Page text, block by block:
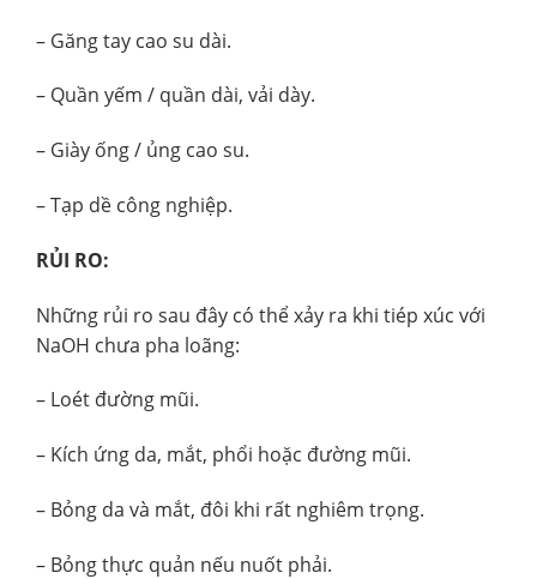
– Găng tay cao su dài.
– Quần yếm / quần dài, vải dày.
– Giày ống / ủng cao su.
– Tạp dề công nghiệp.
RỦI RO:
Những rủi ro sau đây có thể xảy ra khi tiép xúc với
NaOH chưa pha loãng:
– Loét đường mũi.
– Kích ứng da, mắt, phổi hoặc đường mũi.
– Bỏng da và mắt, đôi khi rất nghiêm trọng.
– Bỏng thực quản nếu nuốt phải.